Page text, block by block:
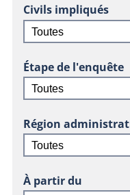
Civils impliqués
Étape de l'enquête
Région
À partir du